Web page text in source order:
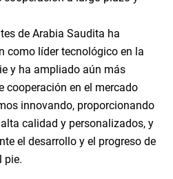
de Arabia Saudita ha
como líder tecnológico en la
y ha ampliado aún más
cooperación en el mercado
innovando, proporcionando
calidad y personalizados, y
el desarrollo y el progreso de
pie.